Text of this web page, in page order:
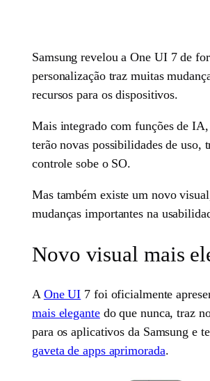
Samsung revelou a One UI 7 de
personalização traz muitas
recursos para os dispositivos.
Mais integrado com funções de IA,
terão novas possibilidades de uso,
controle sobe o SO.
Mas também existe um novo
mudanças importantes na
Novo visual mais
A One UI 7 foi oficialmente
mais elegantedo que nunca, traz
para os aplicativos da Samsung e
gaveta de apps aprimorada.